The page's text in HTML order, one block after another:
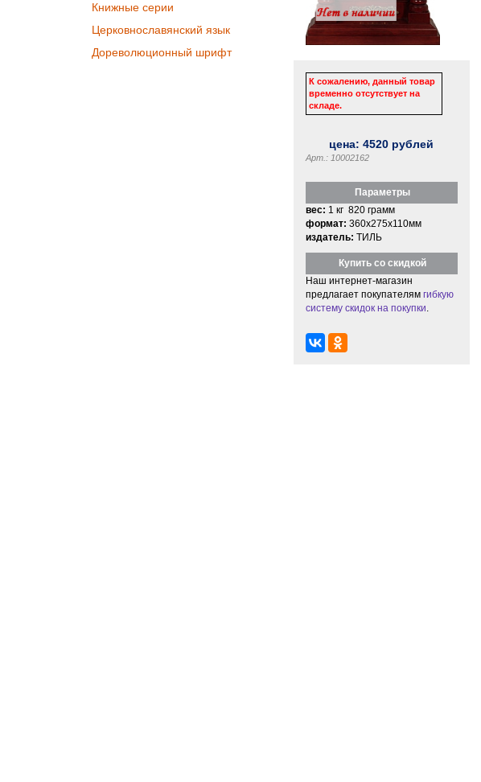
Книжные серии
Церковнославянский язык
Дореволюционный шрифт
К сожалению, данный товар
временно отсутствует на
складе.
цена:4520 рублей
Арт.: 10002162
Параметры
вес: 1 кг 820 грамм
формат: 360x275x110мм
издатель: ТИЛЬ
Купить со скидкой
Наш интернет-магазин
предлагает покупателям гибкую
систему скидок на покупки